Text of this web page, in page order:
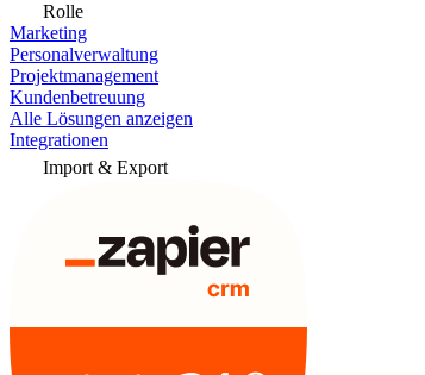
Rolle
Marketing
Personalverwaltung
Projektmanagement
Kundenbetreuung
Alle Lösungen anzeigen
Integrationen
Import & Export